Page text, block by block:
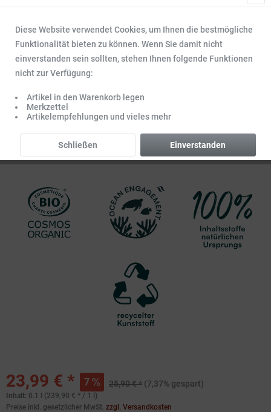
23,99 € * 7 25,90 € * (7,37% gespart)
Inhalt: 0.1 l (239,90 € * / 1 l)
Preise inkl. gesetzlicher MwSt. zzgl. Versandkosten
Diese Website verwendet Cookies, um Ihnen die bestmögliche
Funktionalität bieten zu können. Wenn Sie damit nicht
einverstanden sein sollten, stehen Ihnen folgende Funktionen
nicht zur Verfügung:
Artikel in den Warenkorb legen
Merkzettel
Artikelempfehlungen und vieles mehr
Einverstanden
Schließen